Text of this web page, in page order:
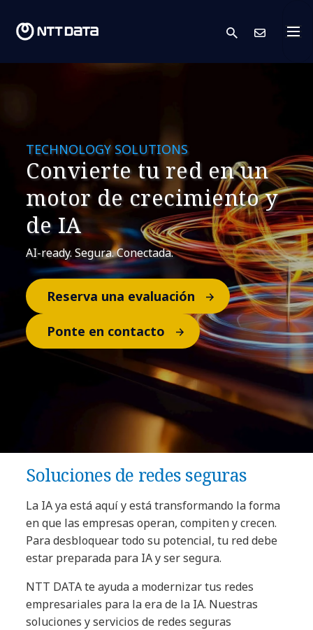
search
TECHNOLOGY SOLUTIONS
Convierte tu red en un
motor de crecimiento y
de IA
AI-ready. Segura. Conectada.
Reserva una evaluación
Ponte en contacto
Soluciones de redes seguras
La IA ya está aquí y está transformando la forma
en que las empresas operan, compiten y crecen.
Para desbloquear todo su potencial, tu red debe
estar preparada para IA y ser segura.
NTT DATA te ayuda a modernizar tus redes
empresariales para la era de la IA. Nuestras
soluciones y servicios de redes seguras